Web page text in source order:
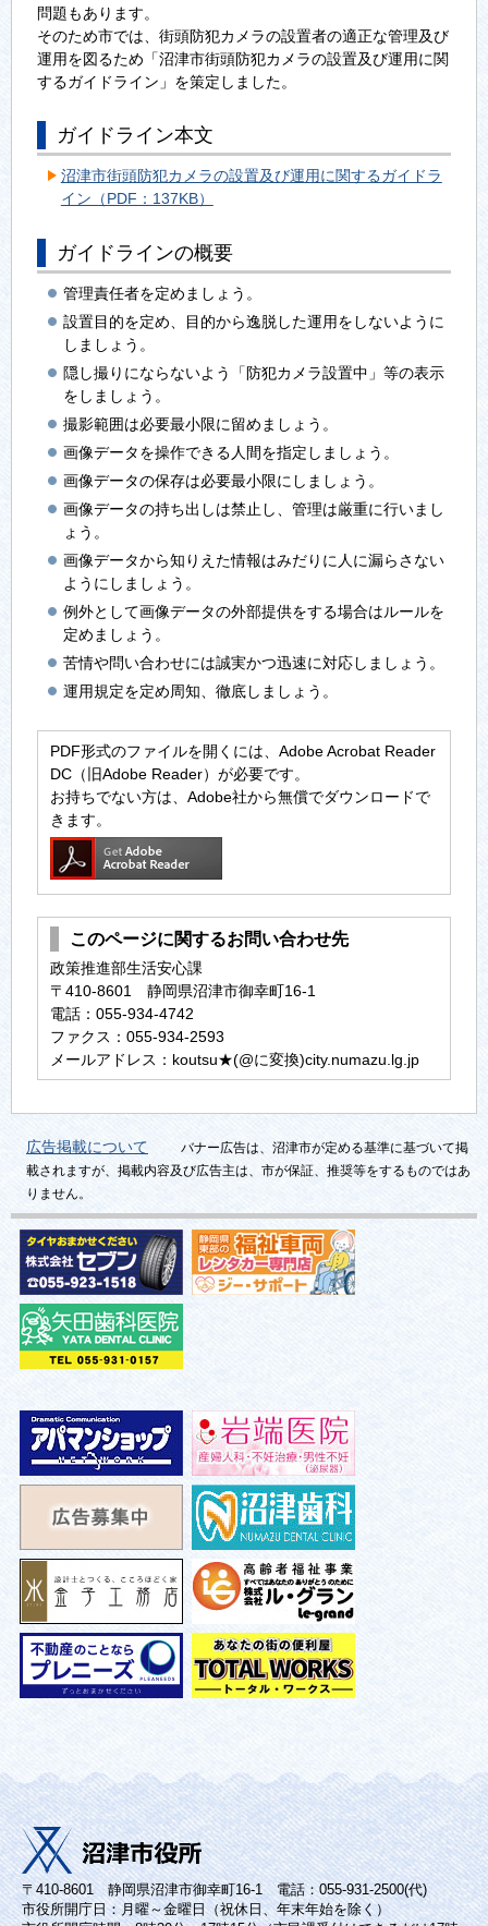
問題もあります。
そのため市では、街頭防犯カメラの設置者の適正な管理及び
運用を図るため「沼津市街頭防犯カメラの設置及び運用に関
するガイドライン」を策定しました。
ガイドライン本文
沼津市街頭防犯カメラの設置及び運用に関するガイドラ
イン（PDF：137KB）
ガイドラインの概要
管理責任者を定めましょう。
設置目的を定め、目的から逸脱した運用をしないように
しましょう。
隠し撮りにならないよう「防犯カメラ設置中」等の表示
をしましょう。
撮影範囲は必要最小限に留めましょう。
画像データを操作できる人間を指定しましょう。
画像データの保存は必要最小限にしましょう。
画像データの持ち出しは禁止し、管理は厳重に行いまし
ょう。
画像データから知りえた情報はみだりに人に漏らさない
ようにしましょう。
例外として画像データの外部提供をする場合はルールを
定めましょう。
苦情や問い合わせには誠実かつ迅速に対応しましょう。
運用規定を定め周知、徹底しましょう。
PDF形式のファイルを開くには、Adobe Acrobat Reader
DC（旧Adobe Reader）が必要です。
お持ちでない方は、Adobe社から無償でダウンロードで
きます。
このページに関するお問い合わせ先
政策推進部生活安心課
〒410-8601 静岡県沼津市御幸町16-1
電話：055-934-4742
ファクス：055-934-2593
メールアドレス：koutsu★(@に変換)city.numazu.lg.jp
広告掲載について
バナー広告は、沼津市が定める基準に基づいて掲
載されますが、掲載内容及び広告主は、市が保証、推奨等をするものではあ
りません。
〒410-8601 静岡県沼津市御幸町16-1 電話：055-931-2500(代)
市役所開庁日：月曜～金曜日（祝休日、年末年始を除く）